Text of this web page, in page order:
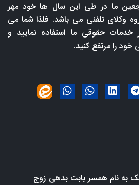
ما در طی این سال ها خود مهر
وکلای تلفنی می باشد. فلذا شما می
خدمات حقوقی ما استفاده نمایید و
را مرتفع کنید.
به نام همسر بابت بدهی زوج